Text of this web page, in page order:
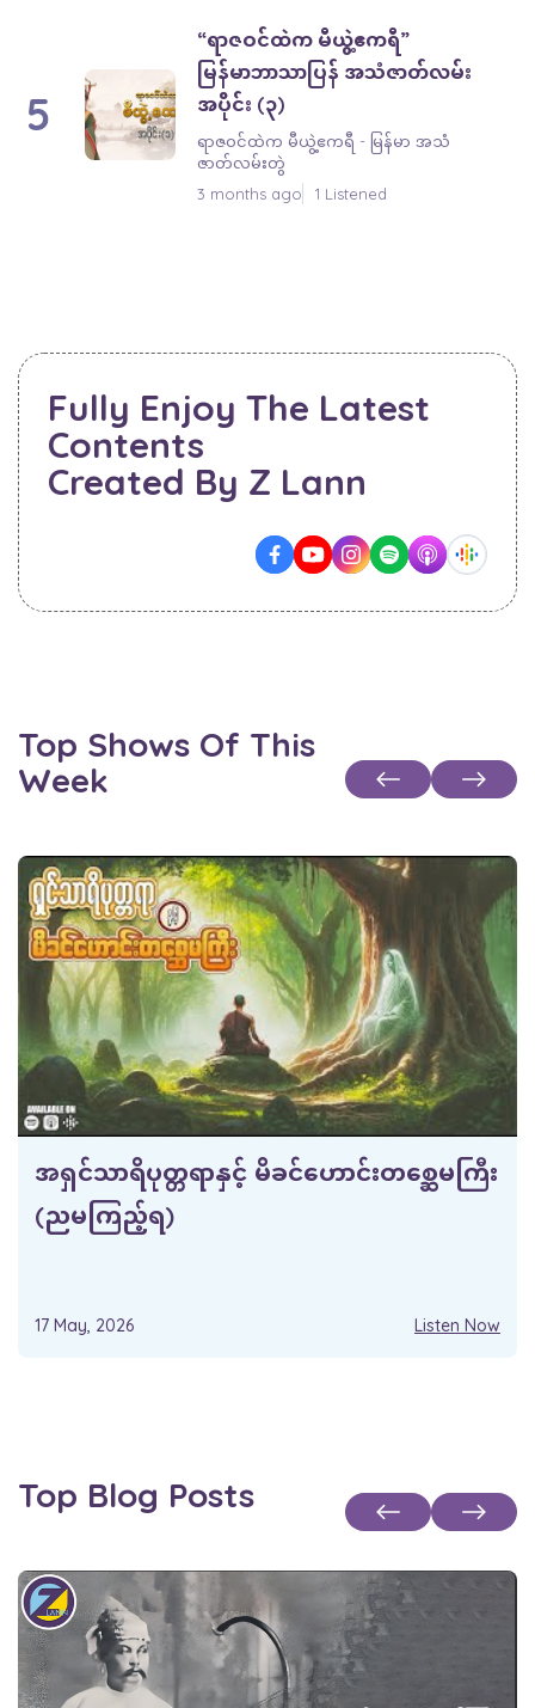
5
“ရာဇဝင်ထဲက မီယွဲ့ဧကရီ”
မြန်မာဘာသာပြန် အသံဇာတ်လမ်း
အပိုင်း (၃)
ရာဇ၀င်ထဲက မီယွဲ့ဧကရီ - မြန်မာ အသံ
ဇာတ်လမ်းတွဲ
3 months ago
1 Listened
Fully Enjoy The Latest
Contents
Created By Z Lann
Top Shows Of This
Week
အရှင်သာရိပုတ္တရာနှင့် မိခင်ဟောင်းတစ္ဆေမကြီး
(ညမကြည့်ရ)
17 May, 2026 Listen Now
Top Blog Posts